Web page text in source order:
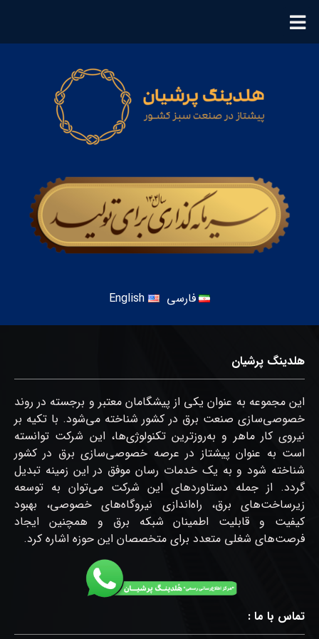
فارسی English
هلدینگ پرشیان
این مجموعه به عنوان یکی از پیشگامان معتبر و برجسته در روند
خصوصی‌سازی صنعت برق در کشور شناخته می‌شود. با تکیه بر
نیروی کار ماهر و ‏به‌روزترین تکنولوژی‌ها، این شرکت توانسته
است به عنوان پیشتاز در عرصه خصوصی‌سازی برق در کشور
شناخته شود و به ‏یک خدمات رسان موفق در این زمینه تبدیل
گردد.‏ از جمله ‏دستاوردهای این شرکت می‌توان به توسعه
زیرساخت‌های برق، راه‌اندازی نیروگاه‌های خصوصی، بهبود
کیفیت و قابلیت اطمینان ‏شبکه برق و همچنین ایجاد
فرصت‌های شغلی متعدد برای متخصصان این حوزه اشاره کرد.‏‎
تماس با ما :